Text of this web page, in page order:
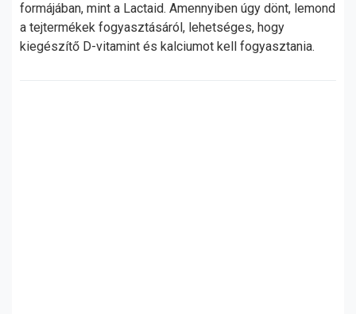
formájában, mint a Lactaid. Amennyiben úgy dönt, lemond
a tejtermékek fogyasztásáról, lehetséges, hogy
kiegészítő D-vitamint és kalciumot kell fogyasztania.